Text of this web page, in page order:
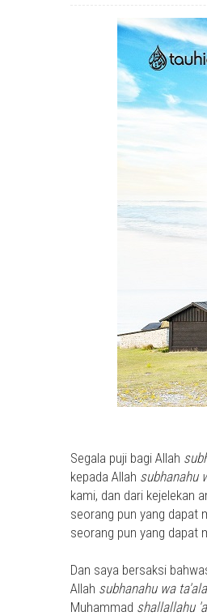
Segala puji bagi Allah
kepada Allah subhanahu
kami, dan dari kejelekan
seorang pun yang dapat
seorang pun yang dapat
Dan saya bersaksi
Allah subhanahu wa ta'ala
Muhammad shallallahu
RAMADHAN PUN TIBA